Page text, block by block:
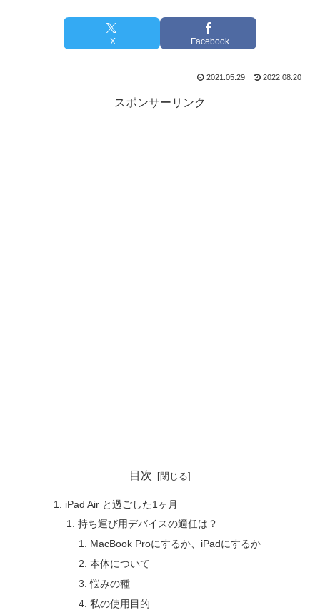
X Facebook
2021.05.29 2022.08.20
スポンサーリンク
目次
iPad Air と過ごした1ヶ月
持ち運び用デバイスの適任は？
MacBook Proにするか、iPadにするか
本体について
悩みの種
私の使用目的